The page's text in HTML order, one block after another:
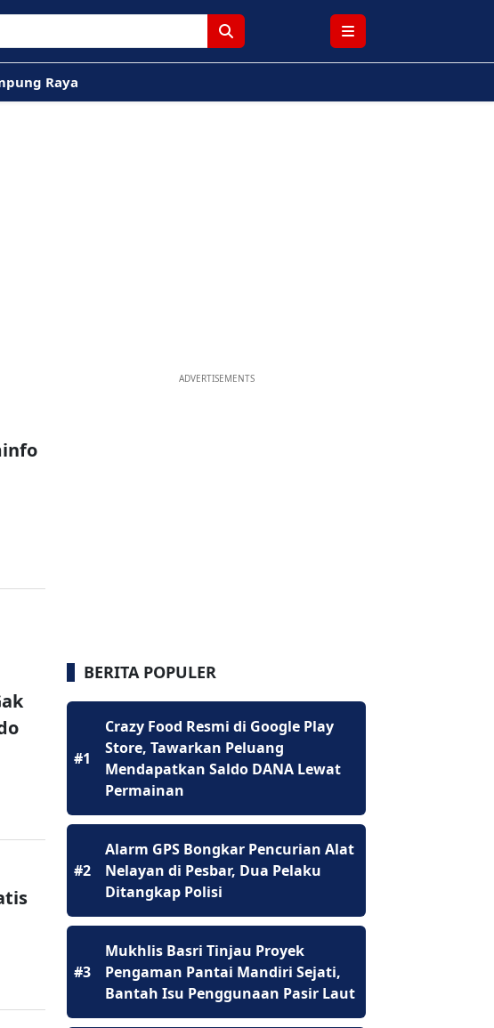
Raya
ADVERTISEMENTS
BERITA POPULER
#1
Crazy Food Resmi di Google Play
Store, Tawarkan Peluang
Mendapatkan Saldo DANA Lewat
Permainan
#2
Alarm GPS Bongkar Pencurian Alat
Nelayan di Pesbar, Dua Pelaku
Ditangkap Polisi
#3
Mukhlis Basri Tinjau Proyek
Pengaman Pantai Mandiri Sejati,
Bantah Isu Penggunaan Pasir Laut